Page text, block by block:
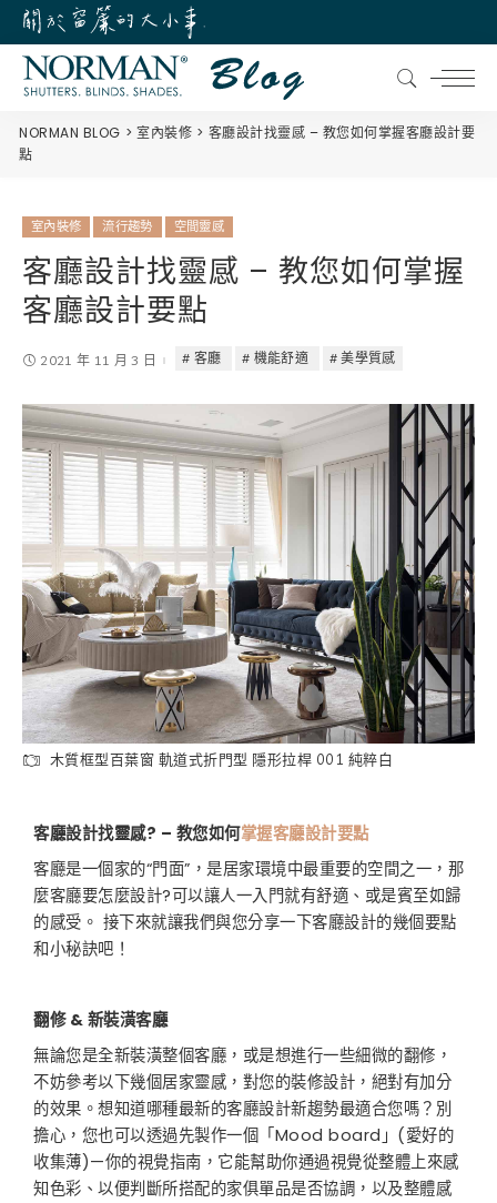
NORMAN BLOG 室內裝修
客廳設計找靈感 – 教您如何掌握客廳設計要
點
室內裝修 流行趨勢 空間靈感
客廳設計找靈感 – 教您如何掌握
客廳設計要點
2021 年 11 月 3 日 客廳 機能舒適 美學質感
木質框型百葉窗 軌道式折門型 隱形拉桿 001 純粹白
客廳設計找靈感? – 教您如何掌握客廳設計要點
客廳是一個家的“門面”，是居家環境中最重要的空間之一，那
麼客廳要怎麼設計?可以讓人一入門就有舒適、或是賓至如歸
的感受。 接下來就讓我們與您分享一下客廳設計的幾個要點
和小秘訣吧！
翻修& 新裝潢客廳
無論您是全新裝潢整個客廳，或是想進行一些細微的翻修，
不妨參考以下幾個居家靈感，對您的裝修設計，絕對有加分
的效果。想知道哪種最新的客廳設計新趨勢最適合您嗎？別
擔心，您也可以透過先製作一個「Mood board」(愛好的
收集薄)—你的視覺指南，它能幫助你通過視覺從整體上來感
知色彩、以便判斷所搭配的家俱單品是否協調，以及整體感